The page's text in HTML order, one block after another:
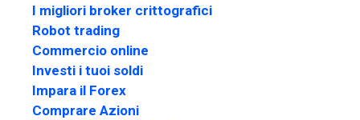
I migliori broker crittografici
Robot trading
Commercio online
Investi i tuoi soldi
Impara il Forex
Comprare Azioni